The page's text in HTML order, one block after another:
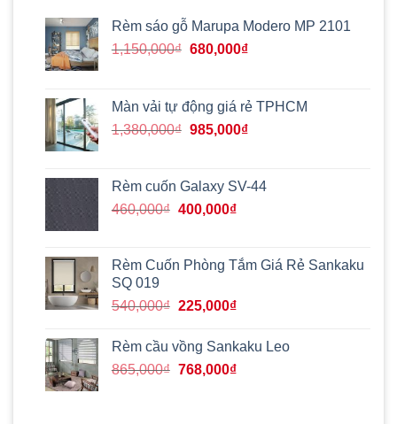
Rèm sáo gỗ Marupa Modero MP 2101
1,150,000₫ Giá
1,150,000₫.
680,000₫Giá
là:
680,000₫.
Màn vải tự động giá rẻ TPHCM
1,380,000₫ Giá
1,380,000₫.
985,000₫Giá
là:
Rèm cuốn Galaxy SV-44
460,000₫ Giá
460,000₫.
400,000₫Giá
là:
Rèm Cuốn Phòng Tắm Giá Rẻ Sankaku
SQ 019
540,000₫ Giá
là:
540,000₫.
225,000₫Giá
tại
là:
Rèm cầu vồng Sankaku Leo
865,000₫ Giá
768,000₫Giá